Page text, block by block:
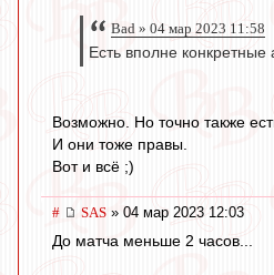
Bad » 04 мар 2023 11:58
Есть вполне
Возможно. Но точно также
И они тоже правы.
Вот и всё ;)
# SAS » 04 мар 2023 12:03
До матча меньше 2 часов...